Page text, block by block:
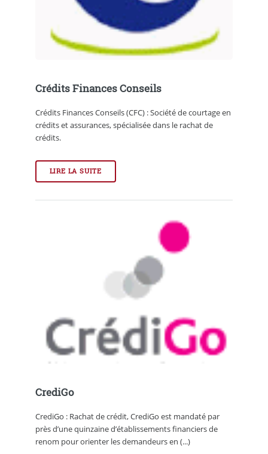
Crédits Finances Conseils
Crédits Finances Conseils (CFC) : Société de courtage en
crédits et assurances, spécialisée dans le rachat de
crédits.
LIRE LA SUITE
CrediGo
CrediGo : Rachat de crédit, CrediGo est mandaté par
près d’une quinzaine d’établissements financiers de
renom pour orienter les demandeurs en (...)